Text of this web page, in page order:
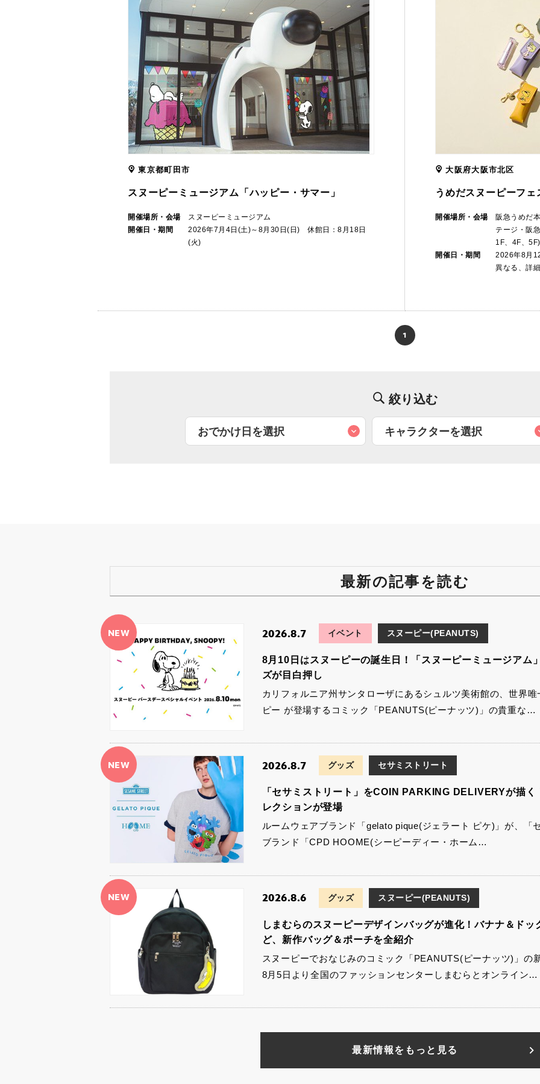
東京都町田市
スヌーピーミュージアム「ハッピー・サマー」
開催場所・会場
スヌーピーミュージアム
開催日・期間
2026年7月4日(土)～8月30日(日) 休館日：8月18日
(火)
大阪府大阪市北区
うめだスヌーピーフ
開催場所・会場
阪急うめだ
テージ・阪
1F、4F、5F)
開催日・期間
2026年8月
異なる、詳
1
絞り込む
最新の記事を読む
NEW 2026.8.7 イベント スヌーピー(PEANUTS)
8月10日はスヌーピーの誕生日！「スヌーピーミュージアム
ズが目白押し
カリフォルニア州サンタローザにあるシュルツ美術館の、世界
ピー が登場するコミック「PEANUTS(ピーナッツ)」の貴重な…
NEW 2026.8.7 グッズ セサミストリート
「セサミストリート」をCOIN PARKING DELIVERYが描
レクションが登場
ルームウェアブランド「gelato pique(ジェラート ピケ)」が、「
ブランド「CPD HOOME(シーピーディー・ホーム…
NEW 2026.8.6 グッズ スヌーピー(PEANUTS)
しまむらのスヌーピーデザインバッグが進化！バナナ＆ド
ど、新作バッグ＆ポーチを全紹介
スヌーピーでおなじみのコミック「PEANUTS(ピーナッツ)」の
8月5日より全国のファッションセンターしまむらとオンライン…
最新情報をもっと見る